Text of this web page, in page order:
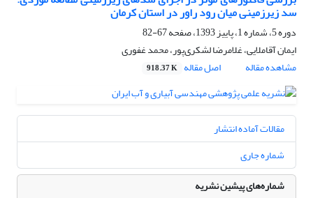
سد زیرزمینی میان رود راور در استان کرمان
دوره 5، شماره 1، پاییز 1393، صفحه
67-82
ایمان آقاملایی، غلامرضا لشکری‌پور، محمد غفوری
مشاهده مقاله
اصل مقاله 918.37 K
مقالات آماده انتشار
شماره جاری
شماره‌های پیشین نشریه